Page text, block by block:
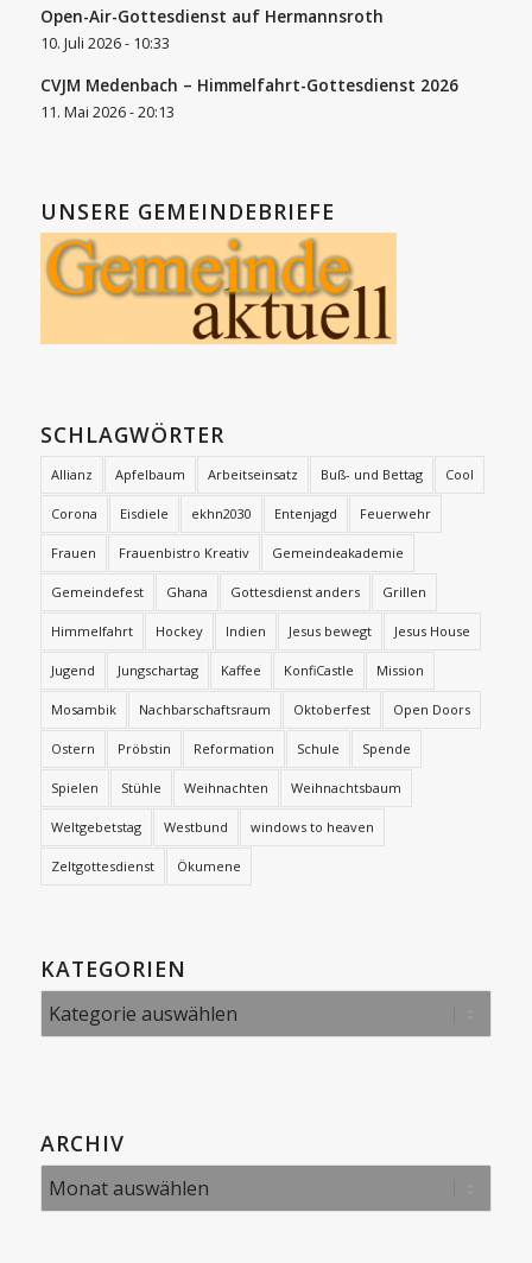
Open-Air-Gottesdienst auf Hermannsroth
10. Juli 2026 - 10:33
CVJM Medenbach – Himmelfahrt-Gottesdienst 2026
11. Mai 2026 - 20:13
UNSERE GEMEINDEBRIEFE
SCHLAGWÖRTER
Allianz Apfelbaum Arbeitseinsatz Buß- und Bettag Cool
Corona Eisdiele ekhn2030 Entenjagd Feuerwehr
Frauen Frauenbistro Kreativ Gemeindeakademie
Gemeindefest Ghana Gottesdienst anders Grillen
Himmelfahrt Hockey Indien Jesus bewegt Jesus House
Jugend Jungschartag Kaffee KonfiCastle Mission
Mosambik Nachbarschaftsraum Oktoberfest Open Doors
Ostern Pröbstin Reformation Schule Spende
Spielen Stühle Weihnachten Weihnachtsbaum
Weltgebetstag Westbund windows to heaven
Zeltgottesdienst Ökumene
KATEGORIEN
Kategorien
ARCHIV